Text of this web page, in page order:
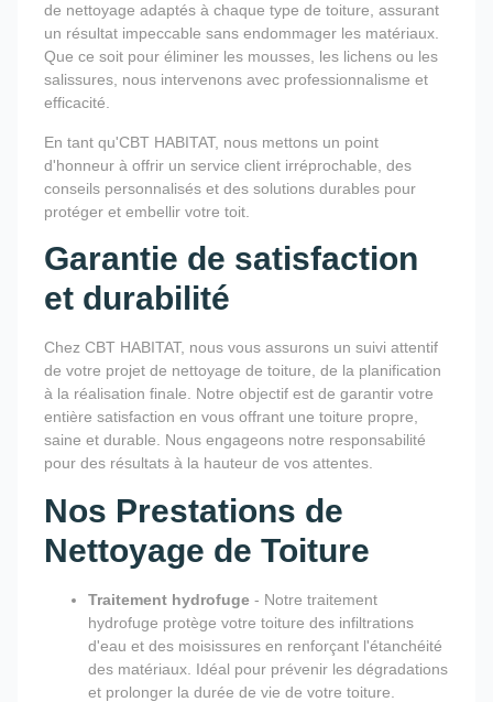
de nettoyage adaptés à chaque type de toiture, assurant
un résultat impeccable sans endommager les matériaux.
Que ce soit pour éliminer les mousses, les lichens ou les
salissures, nous intervenons avec professionnalisme et
efficacité.
En tant qu'CBT HABITAT, nous mettons un point
d'honneur à offrir un service client irréprochable, des
conseils personnalisés et des solutions durables pour
protéger et embellir votre toit.
Garantie de satisfaction
et durabilité
Chez CBT HABITAT, nous vous assurons un suivi attentif
de votre projet de nettoyage de toiture, de la planification
à la réalisation finale. Notre objectif est de garantir votre
entière satisfaction en vous offrant une toiture propre,
saine et durable. Nous engageons notre responsabilité
pour des résultats à la hauteur de vos attentes.
Nos Prestations de
Nettoyage de Toiture
Traitement hydrofuge - Notre traitement
hydrofuge protège votre toiture des infiltrations
d'eau et des moisissures en renforçant l'étanchéité
des matériaux. Idéal pour prévenir les dégradations
et prolonger la durée de vie de votre toiture.